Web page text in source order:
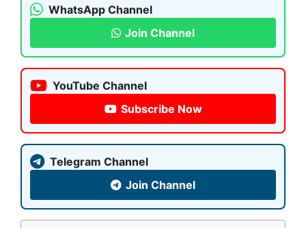
WhatsApp Channel
Join Channel
YouTube Channel
Subscribe Now
Telegram Channel
Join Channel